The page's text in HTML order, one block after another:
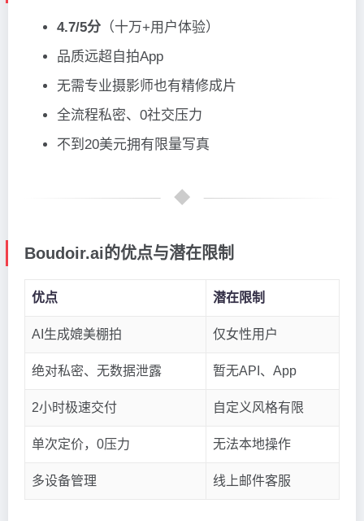
4.7/5分 （十万+用户体验）
品质远超自拍App
无需专业摄影师也有精修成片
全流程私密、0社交压力
不到20美元拥有限量写真
Boudoir.ai的优点与潜在限制
优点 潜在限制
AI生成媲美棚拍 仅女性用户
绝对私密、无数据泄露 暂无API、App
2小时极速交付 自定义风格有限
单次定价，0压力 无法本地操作
多设备管理 线上邮件客服